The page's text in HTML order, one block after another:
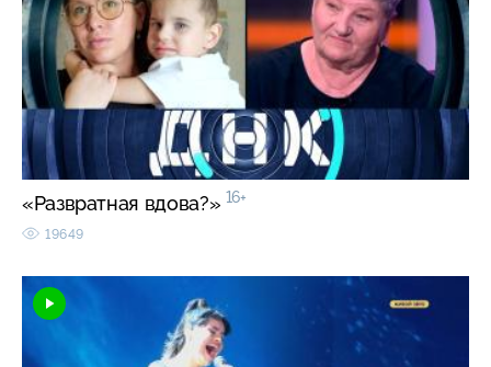
«Развратная вдова?» 16+
19649